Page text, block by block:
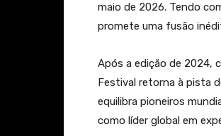
maio de 2026. Tendo
promete uma fusão
Após a edição de 2024,
Festival retorna à pista
equilibra pioneiros
como líder global em